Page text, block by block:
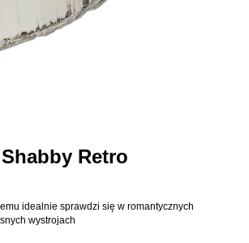
Retro
idealnie sprawdzi się w romantycznych
wystrojach